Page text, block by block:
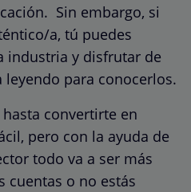
Sin embargo, si
a, tú puedes
industria y disfrutar de
para conocerlos.
convertirte en
pero con la ayuda de
todo va a ser más
cuentas o no estás